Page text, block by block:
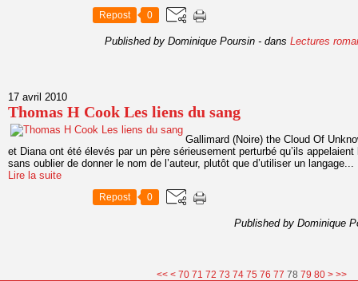
Repost 0
Published by Dominique Poursin - dans Lectures
17 avril 2010
Thomas H Cook Les liens du sang
Gallimard (Noire) the Cloud Of
et Diana ont été élevés par un père sérieusement perturbé qu’ils
sans oublier de donner le nom de l’auteur, plutôt que d’utiliser un langage...
Lire la suite
Repost 0
Published by Dominique
<< < 10
20
30
40
50
60
70 71 72 73 74 75 76 77 78 79 80 90
100
> >>